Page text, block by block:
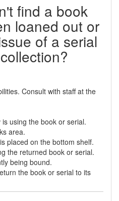
find a book
loaned out or
of a serial
Consult with staff at the
using the book or serial.
area.
placed on the bottom shelf.
the returned book or serial.
being bound.
the book or serial to its